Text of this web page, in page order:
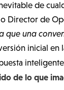
de
Director de
que una
inicial en
de lo que